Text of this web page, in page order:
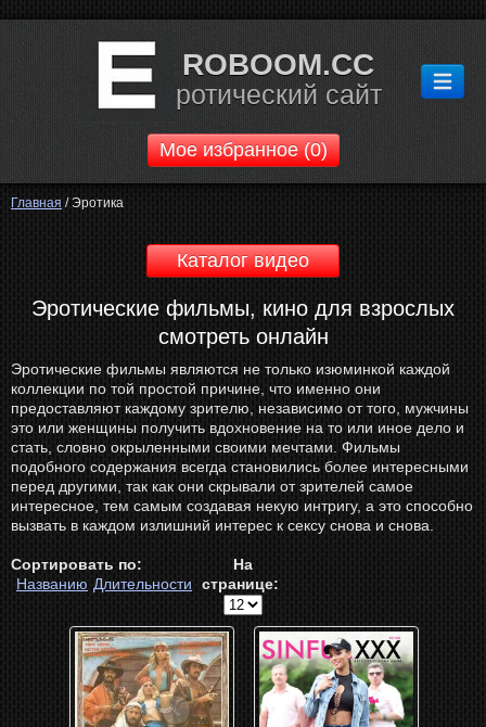
ROBOOM.CC
ротический сайт
Мое избранное (0)
Главная / Эротика
Каталог видео
Эротические фильмы, кино для взрослых
смотреть онлайн
Эротические фильмы являются не только изюминкой каждой
коллекции по той простой причине, что именно они
предоставляют каждому зрителю, независимо от того, мужчины
это или женщины получить вдохновение на то или иное дело и
стать, словно окрыленными своими мечтами. Фильмы
подобного содержания всегда становились более интересными
перед другими, так как они скрывали от зрителей самое
интересное, тем самым создавая некую интригу, а это способно
вызвать в каждом излишний интерес к сексу снова и снова.
Сортировать по:
Названию Длительности
На
странице: